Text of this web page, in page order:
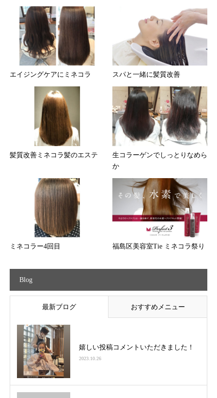
エイジングケアにミネコラ スパと一緒に髪質改善
髪質改善ミネコラ髪のエステ
生コラーゲンでしっとりなめら
か
ミネコラー4回目 福島区美容室Tie ミネコラ祭り
Blog
最新ブログ おすすめメニュー
嬉しい投稿コメントいただきました！
2023.10.26